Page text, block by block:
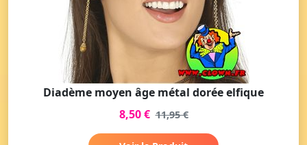
Diadème moyen âge métal dorée elfique
8,50 € 11,95 €